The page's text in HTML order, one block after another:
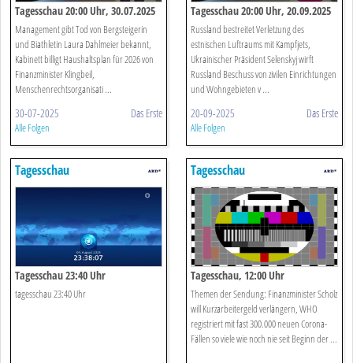
Tagesschau 20:00 Uhr, 30.07.2025
Management gibt Tod von Bergsteigerin
und Biathletin Laura Dahlmeier bekannt,
Kabinett billigt Haushaltsplan für 2026 von
Finanzminister Klingbeil,
Menschenrechtsorganisati ...
30-07-2025 Das Erste
Alle Folgen
Tagesschau 20:00 Uhr, 20.09.2025
Russland bestreitet Verletzung des
estnischen Luftraums mit Kampfjets,
Ukrainischer Präsident Selenskyj wirft
Russland Beschuss von zivilen Einrichtungen
und Wohngebieten v ...
20-09-2025 Das Erste
Alle Folgen
Tagesschau
Tagesschau 23:40 Uhr
tagesschau 23:40 Uhr
Tagesschau
Tagesschau, 12:00 Uhr
Themen der Sendung: Finanzminister Scholz
will Kurzarbeitergeld verlängern, WHO
registriert mit fast 300.000 neuen Corona-
Fällen so viele wie noch nie seit Beginn der ...